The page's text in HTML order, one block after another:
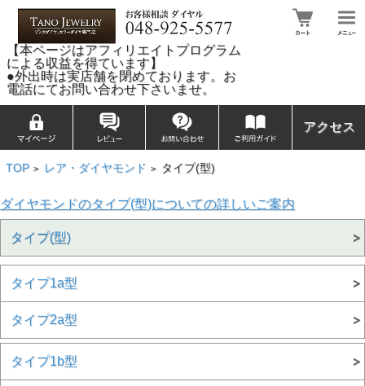
【本ページはアフィリエイトプログラム
による収益を得ています】
●外出時は実店舗を閉めております。お
電話にてお問い合わせ下さいませ。
アクセス
TOP > レア・ダイヤモンド > タイプ(型)
ダイヤモンドのタイプ(型)についての詳しいご案内
タイプ(型)
タイプ1a型
タイプ2a型
タイプ1b型